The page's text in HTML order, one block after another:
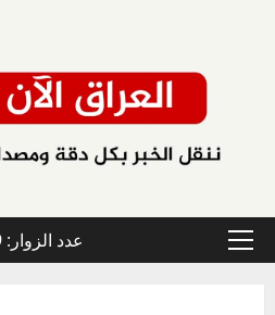
القائمة
عدد الزوار: 1045279